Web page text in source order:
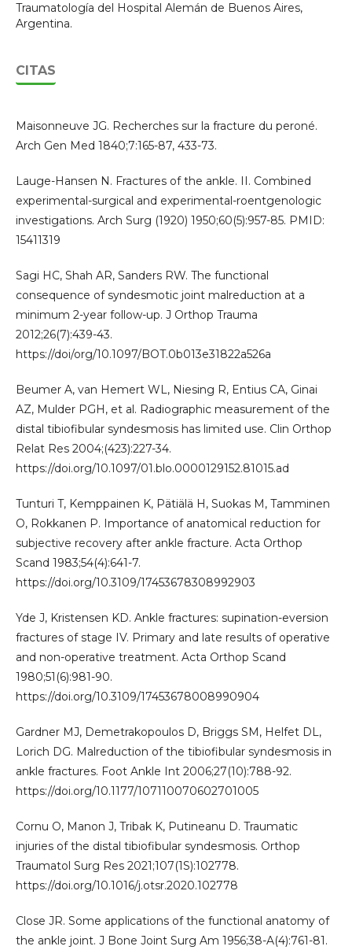
Traumatología del Hospital Alemán de Buenos Aires,
Argentina.
CITAS
Maisonneuve JG. Recherches sur la fracture du peroné.
Arch Gen Med 1840;7:165-87, 433-73.
Lauge-Hansen N. Fractures of the ankle. II. Combined
experimental-surgical and experimental-roentgenologic
investigations. Arch Surg (1920) 1950;60(5):957-85. PMID:
15411319
Sagi HC, Shah AR, Sanders RW. The functional
consequence of syndesmotic joint malreduction at a
minimum 2-year follow-up. J Orthop Trauma
2012;26(7):439-43.
https://doi/org/10.1097/BOT.0b013e31822a526a
Beumer A, van Hemert WL, Niesing R, Entius CA, Ginai
AZ, Mulder PGH, et al. Radiographic measurement of the
distal tibiofibular syndesmosis has limited use. Clin Orthop
Relat Res 2004;(423):227-34.
https://doi.org/10.1097/01.blo.0000129152.81015.ad
Tunturi T, Kemppainen K, Pätiälä H, Suokas M, Tamminen
O, Rokkanen P. Importance of anatomical reduction for
subjective recovery after ankle fracture. Acta Orthop
Scand 1983;54(4):641-7.
https://doi.org/10.3109/17453678308992903
Yde J, Kristensen KD. Ankle fractures: supination-eversion
fractures of stage IV. Primary and late results of operative
and non-operative treatment. Acta Orthop Scand
1980;51(6):981-90.
https://doi.org/10.3109/17453678008990904
Gardner MJ, Demetrakopoulos D, Briggs SM, Helfet DL,
Lorich DG. Malreduction of the tibiofibular syndesmosis in
ankle fractures. Foot Ankle Int 2006;27(10):788-92.
https://doi.org/10.1177/107110070602701005
Cornu O, Manon J, Tribak K, Putineanu D. Traumatic
injuries of the distal tibiofibular syndesmosis. Orthop
Traumatol Surg Res 2021;107(1S):102778.
https://doi.org/10.1016/j.otsr.2020.102778
Close JR. Some applications of the functional anatomy of
the ankle joint. J Bone Joint Surg Am 1956;38-A(4):761-81.